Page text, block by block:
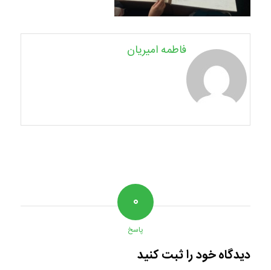
فاطمه امیریان
۰
پاسخ
دیدگاه خود را ثبت کنید